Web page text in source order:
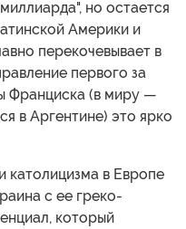
но остается
Америки и
перекочевывает в
первого за
Франциска (в миру —
в Аргентине) это ярко
католицизма в Европе
с ее греко-
который